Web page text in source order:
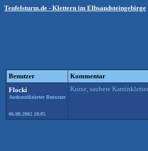
Teufelsturm.de - Klettern im Elbsandsteingebirge
Benutzer Kommentar
Flocki
Authentifizierter Benutzer
06.08.2002 18:05
Kurze, saubere